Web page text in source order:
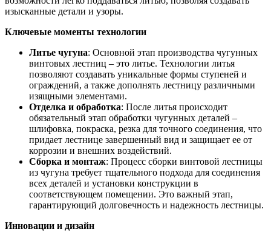
изысканные детали и узоры.
Ключевые моменты технологии
Литье чугуна: Основной этап производства чугунных
винтовых лестниц – это литье. Технологии литья
позволяют создавать уникальные формы ступеней и
ограждений, а также дополнять лестницу различными
изящными элементами.
Отделка и обработка: После литья происходит
обязательный этап обработки чугунных деталей –
шлифовка, покраска, резка для точного соединения, что
придает лестнице завершенный вид и защищает ее от
коррозии и внешних воздействий.
Сборка и монтаж: Процесс сборки винтовой лестницы
из чугуна требует тщательного подхода для соединения
всех деталей и установки конструкции в
соответствующем помещении. Это важный этап,
гарантирующий долговечность и надежность лестницы.
Инновации и дизайн